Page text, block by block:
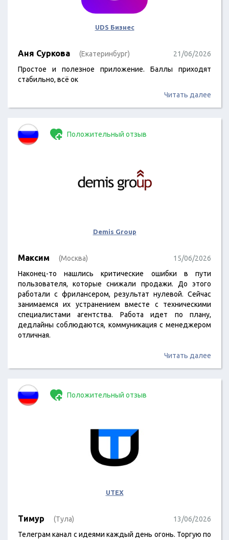
UDS Бизнес
Аня Суркова (Екатеринбург)
21/06/2026
Простое и полезное приложение. Баллы приходят
стабильно, всё ок
Читать далее
Положительный отзыв
Demis Group
Максим (Москва)
15/06/2026
Наконец-то нашлись критические ошибки в пути
пользователя, которые снижали продажи. До этого
работали с фрилансером, результат нулевой. Сейчас
занимаемся их устранением вместе с техническими
специалистами агентства. Работа идет по плану,
дедлайны соблюдаются, коммуникация с менеджером
отличная.
Читать далее
Положительный отзыв
UTEX
Тимур (Тула)
13/06/2026
Телеграм канал с идеями каждый день огонь. Торгую по